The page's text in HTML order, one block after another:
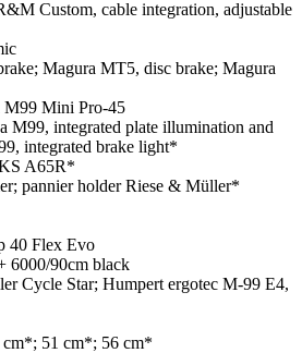
Custom, cable integration, adjustable
Magura MT5, disc brake; Magura
M99 Mini Pro-45
M99, integrated plate illumination and
integrated brake light*
A65R*
pannier holder Riese & Müller*
40 Flex Evo
6000/90cm black
Cycle Star; Humpert ergotec M-99 E4,
cm*; 51 cm*; 56 cm*